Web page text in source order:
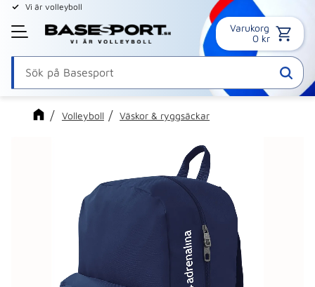
Meny
Vi är volleyboll
Varukorg
0 kr
Volleyboll Väskor & ryggsäckar